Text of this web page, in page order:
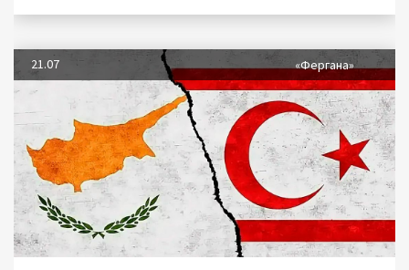
21.07 «Фергана»